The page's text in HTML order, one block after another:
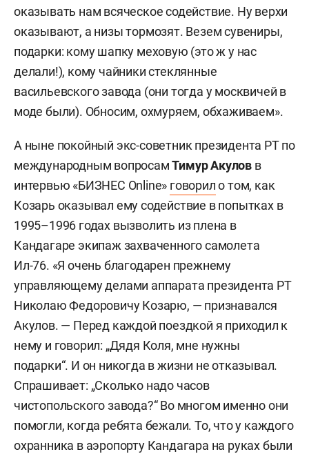
оказывать нам всяческое содействие. Ну верхи
оказывают, а низы тормозят. Везем сувениры,
подарки: кому шапку меховую (это ж у нас
делали!), кому чайники стеклянные
васильевского завода (они тогда у москвичей в
моде были). Обносим, охмуряем, обхаживаем».
А ныне покойный экс-советник президента РТ по
международным вопросамТимур Акулов в
интервью «БИЗНЕС Online» говорило том, как
Козарь оказывал ему содействие в попытках в
1995–1996 годах вызволить из плена в
Кандагаре экипаж захваченного самолета
Ил-76. «Я очень благодарен прежнему
управляющему делами аппарата президента РТ
Николаю Федоровичу Козарю, — признавался
Акулов. — Перед каждой поездкой я приходил к
нему и говорил: „Дядя Коля, мне нужны
подарки“. И он никогда в жизни не отказывал.
Спрашивает: „Сколько надо часов
чистопольского завода?“ Во многом именно они
помогли, когда ребята бежали. То, что у каждого
охранника в аэропорту Кандагара на руках были